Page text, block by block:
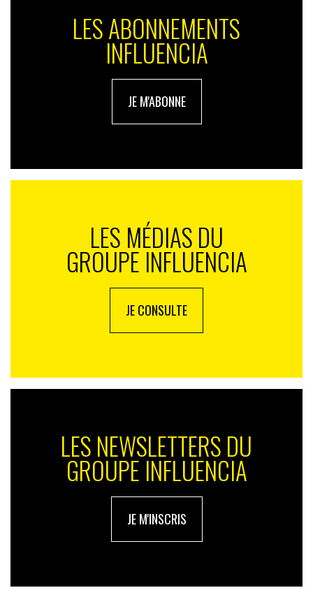
LES ABONNEMENTS
INFLUENCIA
JE M'ABONNE
LES MÉDIAS DU
GROUPE INFLUENCIA
JE CONSULTE
LES NEWSLETTERS DU
GROUPE INFLUENCIA
JE M'INSCRIS